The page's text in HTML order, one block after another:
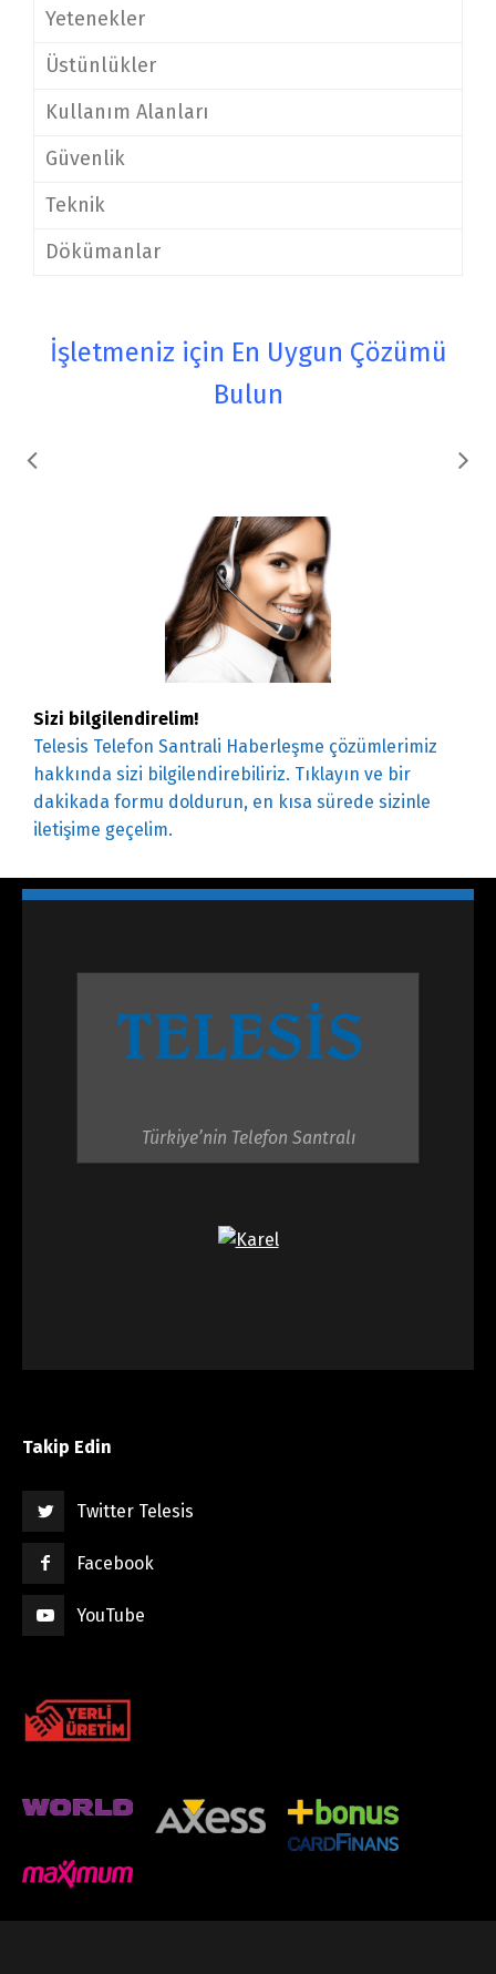
Yetenekler
Üstünlükler
Kullanım Alanları
Güvenlik
Teknik
Dökümanlar
İşletmeniz için En Uygun Çözümü
Bulun
Sizi bilgilendirelim!
Telesis Telefon Santrali Haberleşme çözümlerimiz
hakkında sizi bilgilendirebiliriz. Tıklayın ve bir
dakikada formu doldurun, en kısa sürede sizinle
iletişime geçelim.
Türkiye’nin Telefon Santralı
Takip Edin
Twitter Telesis
Facebook
YouTube